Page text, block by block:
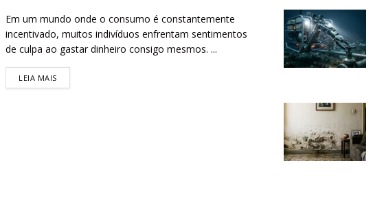
Em um mundo onde o consumo é constantemente
incentivado, muitos indivíduos enfrentam sentimentos
de culpa ao gastar dinheiro consigo mesmos. ...
LEIA MAIS